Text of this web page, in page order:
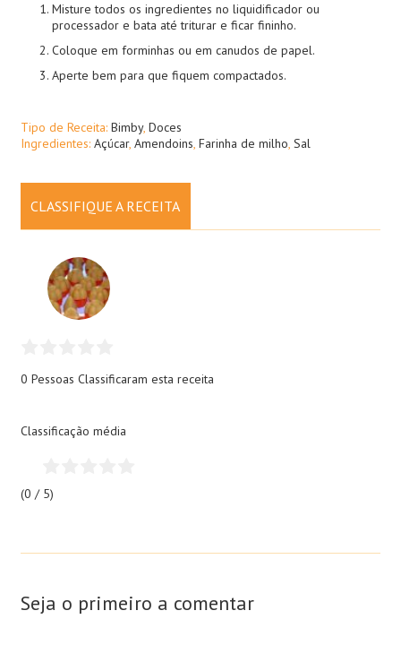
Misture todos os ingredientes no liquidificador ou
processador e bata até triturar e ficar fininho.
Coloque em forminhas ou em canudos de papel.
Aperte bem para que fiquem compactados.
Tipo de Receita: Bimby, Doces
Ingredientes: Açúcar, Amendoins, Farinha de milho, Sal
CLASSIFIQUE A RECEITA
0 Pessoas Classificaram esta receita
Classificação média
(0 / 5)
Seja o primeiro a comentar